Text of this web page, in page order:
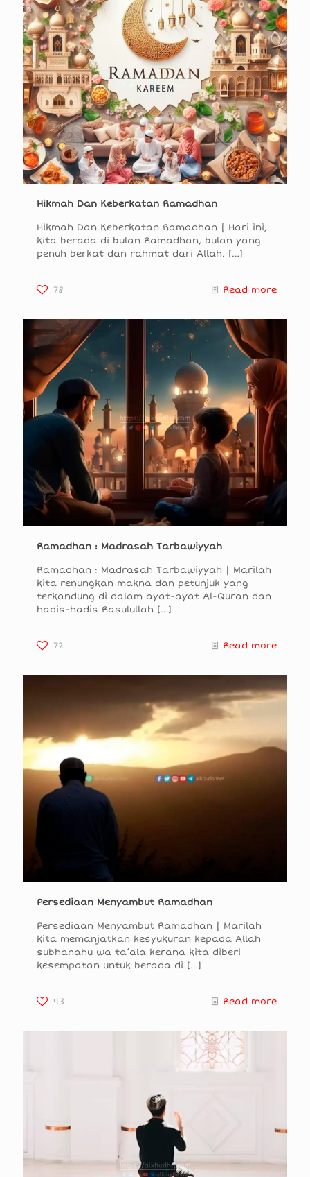
Hikmah Dan Keberkatan Ramadhan
Hikmah Dan Keberkatan Ramadhan | Hari ini,
kita berada di bulan Ramadhan, bulan yang
penuh berkat dan rahmat dari Allah. […]
78 Read more
Ramadhan : Madrasah Tarbawiyyah
Ramadhan : Madrasah Tarbawiyyah | Marilah
kita renungkan makna dan petunjuk yang
terkandung di dalam ayat-ayat Al-Quran dan
hadis-hadis Rasulullah […]
72 Read more
Persediaan Menyambut Ramadhan
Persediaan Menyambut Ramadhan | Marilah
kita memanjatkan kesyukuran kepada Allah
subhanahu wa ta’ala kerana kita diberi
kesempatan untuk berada di […]
43 Read more